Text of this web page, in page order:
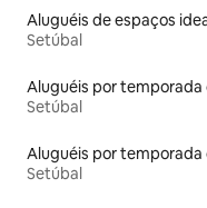
Setúbal
Setúbal
Setúbal